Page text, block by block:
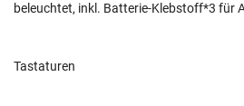
beleuchtet, inkl. Batterie-Klebstoff*3 für
Tastaturen